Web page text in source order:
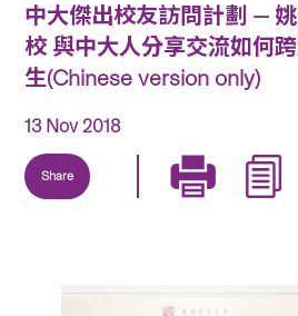
中大傑出校友訪問計劃 —
校 與中大人分享交流如何
生(Chinese version only)
13 Nov 2018
Share